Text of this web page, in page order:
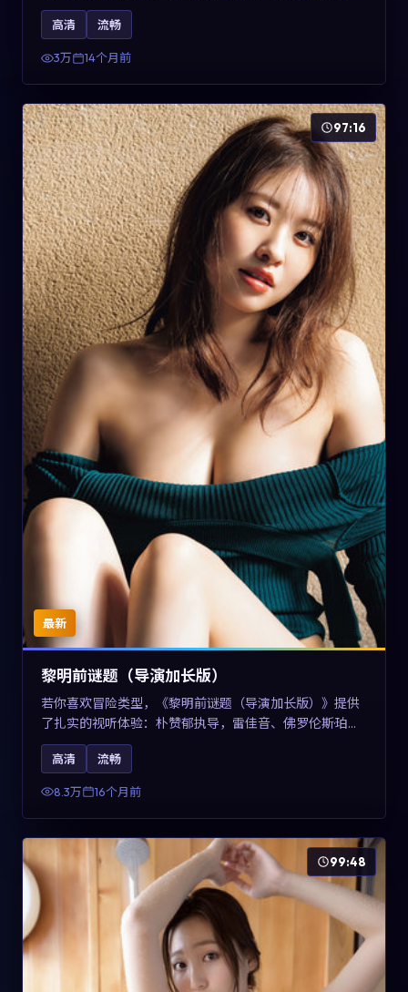
雨、凯特·布兰切特与巩俐的表演为角色增添层次。故事以
女性视角重写传统类型片的叙事惯性，可作为美国影视爱
好者的高清观影选择。
高清 流畅
3万 14个月前
最新
97:16
黎明前谜题（导演加长版）
若你喜欢冒险类型，《黎明前谜题（导演加长版）》提供
了扎实的视听体验：朴赞郁执导，雷佳音、佛罗伦斯·珀与
章子怡共同演绎。影片2025年于美国上映，内容在有限空
间内完成高密度的戏剧冲突，关键词包含高清流畅、人物
关系与情节反转，适合检索「2025冒险」「美国电影」的
高清 流畅
8.3万 16个月前
99:48